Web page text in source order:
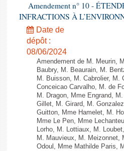
Amendement n° 10 -
INFRACTIONS À
Date de
dépôt :
08/06/2024
Amendement de M. Meurin,
Baubry, M. Beaurain, M.
M. Buisson, M. Cabrolier, M.
Conceicao Carvalho, M. de
M. Dragon, Mme Engrand,
Gillet, M. Girard, M.
Guitton, Mme Hamelet, M.
Mme Le Pen, Mme
Lorho, M. Lottiaux, M.
M. Mauvieux, M. Meizonnet,
Odoul, Mme Mathilde Paris,